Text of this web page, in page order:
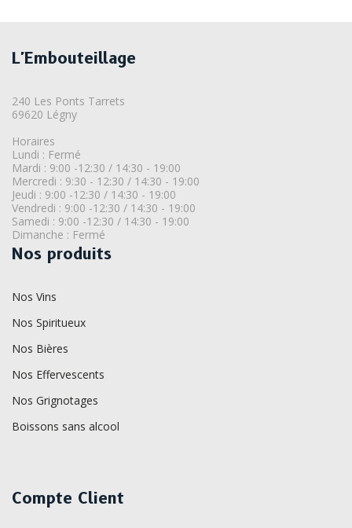
L'Embouteillage
240 Les Ponts Tarrets
69620 Légny
Horaires
Lundi : Fermé
Mardi : 9:00 -12:30 / 14:30 - 19:00
Mercredi : 9:30 - 12:30 / 14:30 - 19:00
Jeudi : 9:00 -12:30 / 14:30 - 19:00
Vendredi : 9:00 -12:30 / 14:30 - 19:00
Samedi : 9:00 -12:30 / 14:30 - 19:00
Dimanche : Fermé
Nos produits
Nos Vins
Nos Spiritueux
Nos Bières
Nos Effervescents
Nos Grignotages
Boissons sans alcool
Compte Client